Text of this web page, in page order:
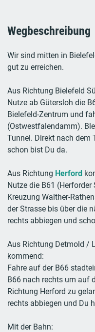
Wegbeschreibung
Wir sind mitten in
gut zu erreichen.
Aus Richtung Bielefeld
Nutze ab Gütersloh die
Bielefeld-Zentrum und
(Ostwestfalendamm).
Tunnel. Direkt nach dem
schon bist Du da.
Aus Richtung Herford
Nutze die B61
Kreuzung Walther-
der Strasse bis über die
rechts abbiegen und
Aus Richtung Detmold /
kommend:
Fahre auf der B66
B66 nach rechts um auf
Richtung Herford zu
rechts abbiegen und Du
Mit der Bahn: